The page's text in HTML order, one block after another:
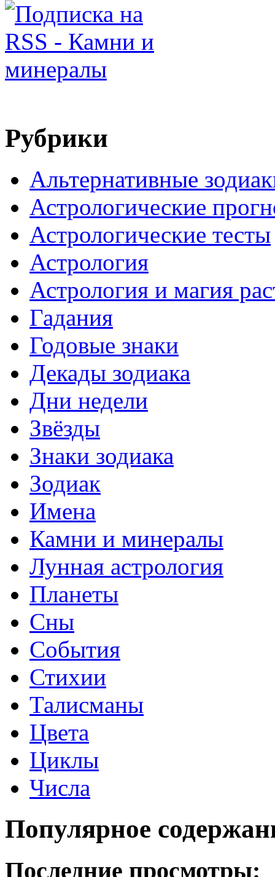
Рубрики
Альтернативные
Астрологические
Астрологические тесты
Астрология
Астрология и магия
Гадания
Годовые знаки
Декады зодиака
Дни недели
Звёзды
Знаки зодиака
Зодиак
Имена
Камни и минералы
Лунная астрология
Планеты
Сны
События
Стихии
Талисманы
Цвета
Циклы
Числа
Популярное
Последние просмотры: